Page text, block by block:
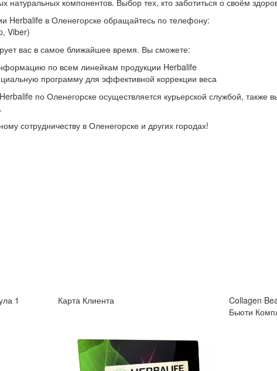
Herbalife в Оленегорске обращайтесь по телефону:
Viber)
вас в самое ближайшее время. Вы сможете:
по всем линейкам продукции Herbalife
программу для эффективной коррекции веса
по Оленегорске осуществляется курьерской службой, также
.
сотрудничеству в Оленегорске и других городах!
1 Карта Клиента
Collagen
Бьюти